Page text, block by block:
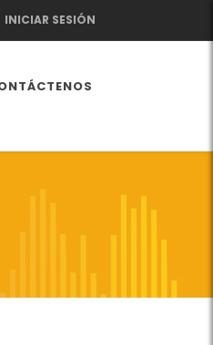
INICIAR SESIÓN